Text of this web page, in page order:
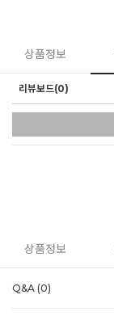
상품정보
리뷰보드(0)
상품정보
Q&A (0)